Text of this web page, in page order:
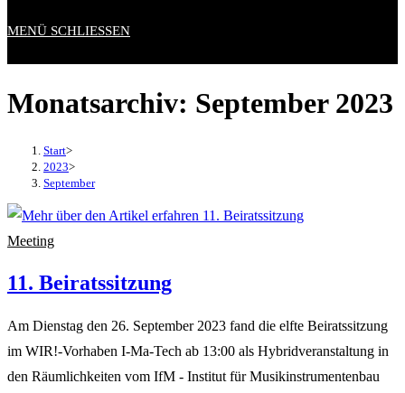
MENÜ SCHLIESSEN
Monatsarchiv: September 2023
Start>
2023>
September
Meeting
11. Beiratssitzung
Am Dienstag den 26. September 2023 fand die elfte Beiratssitzung
im WIR!-Vorhaben I-Ma-Tech ab 13:00 als Hybridveranstaltung in
den Räumlichkeiten vom IfM - Institut für Musikinstrumentenbau